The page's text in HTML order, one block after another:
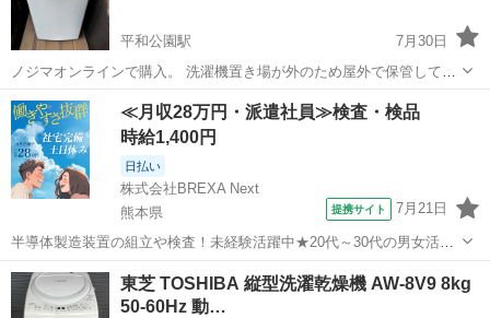
平和公園駅
7月30日
ノジマオンラインで購入。 洗濯機置き場が外のため屋外で保管してお
ります。 ジャンク品のため、無償で引き渡しです。 取りに来ていただ
ける方優先
長崎 長崎市 平和公園駅 生活家電
≪月収28万円・派遣社員≫検査・検品
時給1,400円
日払い
株式会社BREXA Next
熊本県
提携サイト 7月21日
半導体製造装置の組立や検査！未経験活躍中★20代～30代の男女活躍
中★ワンルーム寮完備！赴任旅費会社負担！マイカー通勤OK！無料駐
車場あり！正社員登用あり！《熊本県菊池郡大津町》 人気の工場のお
仕事 ◇半導体製造装置の組立...
熊本 その他
東芝 TOSHIBA 縦型洗濯乾燥機 AW-8V9 8kg
50-60Hz 動…